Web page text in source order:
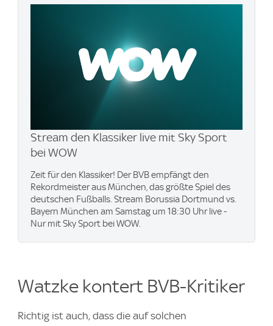
Stream den Klassiker live mit Sky Sport
bei WOW
Zeit für den Klassiker! Der BVB empfängt den
Rekordmeister aus München, das größte Spiel des
deutschen Fußballs. Stream Borussia Dortmund vs.
Bayern München am Samstag um 18:30 Uhr live -
Nur mit Sky Sport bei WOW.
Watzke kontert BVB-Kritiker
Richtig ist auch, dass die auf solchen